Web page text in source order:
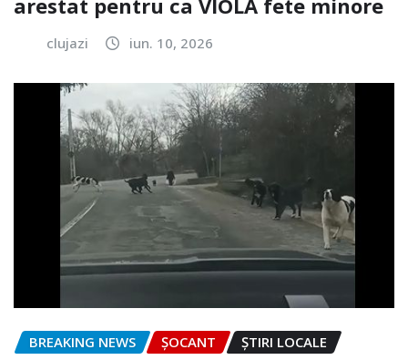
clujazi iun. 10, 2026
BREAKING NEWS ȘOCANT ȘTIRI LOCALE